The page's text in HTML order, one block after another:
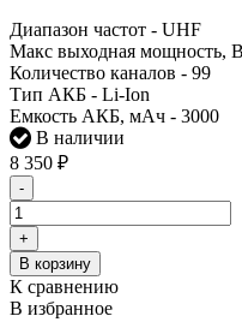
Диапазон частот - UHF
Макс выходная мощность,
Количество каналов - 99
Тип АКБ - Li-Ion
Емкость АКБ, мАч - 3000
В наличии
8 350 ₽
-
+
В корзину
К сравнению
В избранное